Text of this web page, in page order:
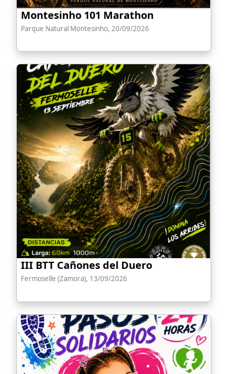
Montesinho 101 Marathon
Parque Natural Montesinho, 20/09/2026
III BTT Cañones del Duero
Fermoselle (Zamora), 13/09/2026